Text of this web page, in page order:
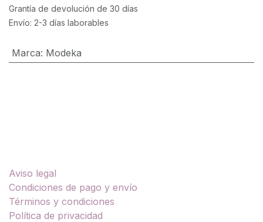
Grantía de devolución de 30 días
Envío: 2-3 días laborables
Marca: Modeka
Aviso legal
Condiciones de pago y envío
Términos y condiciones
Política de privacidad